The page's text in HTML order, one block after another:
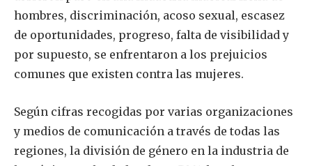
hombres, discriminación, acoso sexual, escasez
de oportunidades, progreso, falta de visibilidad y
por supuesto, se enfrentaron a los prejuicios
comunes que existen contra las mujeres.
Según cifras recogidas por varias organizaciones
y medios de comunicación a través de todas las
regiones, la división de género en la industria de